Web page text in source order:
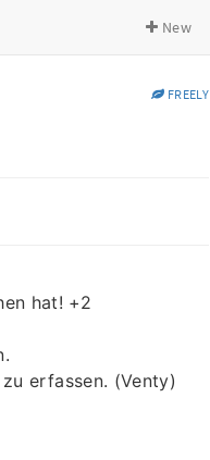
New
FREELY
hat! +2
erfassen. (Venty)